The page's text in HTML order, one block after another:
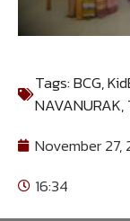
Tags:BCG,
NAVANURAK,
November 27,
16:34